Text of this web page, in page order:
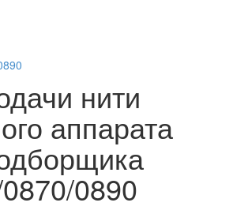
нити
аппарата
0890